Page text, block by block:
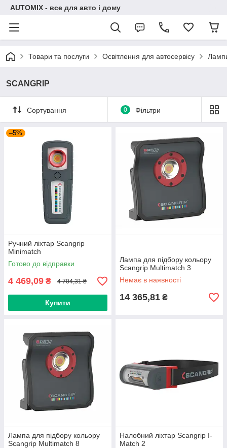
AUTOMIX - все для авто і дому
Товари та послуги Освітлення для автосервісу
SCANGRIP
Сортування 0 Фільтри
–5%
Ручний ліхтар Scangrip
Minimatch
Готово до відправки
4 469,09 ₴ 4 704,31 ₴
Купити
Лампа для підбору кольору
Scangrip Multimatch 3
Немає в наявності
14 365,81 ₴
Лампа для підбору кольору
Scangrip Multimatch 8
Налобний ліхтар Scangrip I-
Match 2